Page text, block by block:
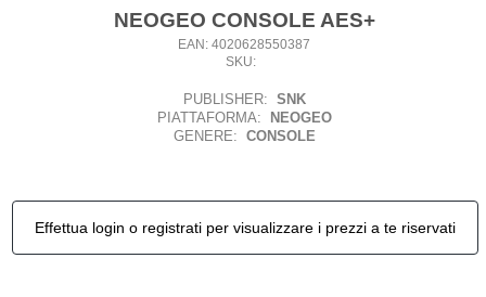
NEOGEO CONSOLE AES+
EAN: 4020628550387
SKU:
PUBLISHER: SNK
PIATTAFORMA: NEOGEO
GENERE: CONSOLE
Effettua login o registrati per visualizzare i prezzi a te riservati